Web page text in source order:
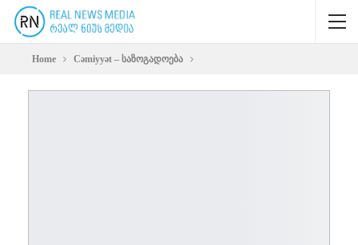
Home Cəmiyyət – საზოგადოება